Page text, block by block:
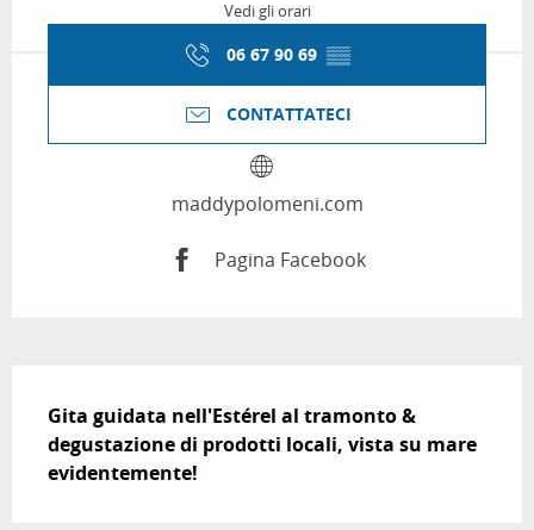
Vedi gli orari
06 67 90 69 ▒▒
CONTATTATECI
maddypolomeni.com
Pagina Facebook
Gita guidata nell'Estérel al tramonto &
degustazione di prodotti locali, vista su mare
evidentemente!